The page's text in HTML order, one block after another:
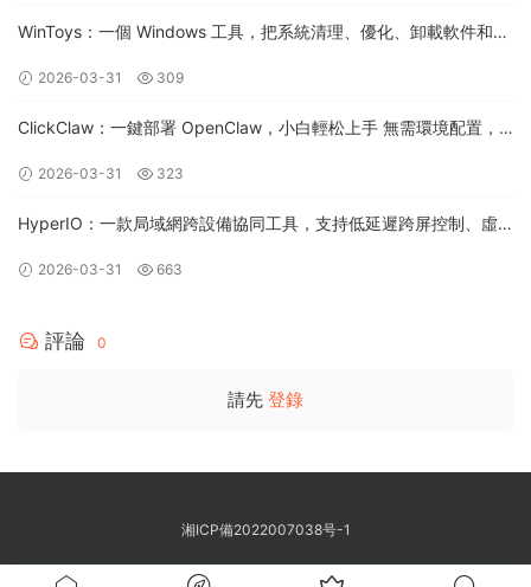
WinToys：一個 Windows 工具，把系統清理、優化、卸載軟件和各
2026-03-31 309
ClickClaw：一鍵部署 OpenClaw，小白輕松上手 無需環境配置，
2026-03-31 323
HyperIO：一款局域網跨設備協同工具，支持低延遲跨屏控制、虛
2026-03-31 663
評論 0
請先 登錄
湘ICP備2022007038号-1